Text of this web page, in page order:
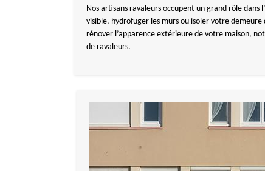
Nos artisans ravaleurs occupent un grand rôle
visible, hydrofuger les murs ou isoler votre
rénover l’apparence extérieure de votre maison,
de ravaleurs.